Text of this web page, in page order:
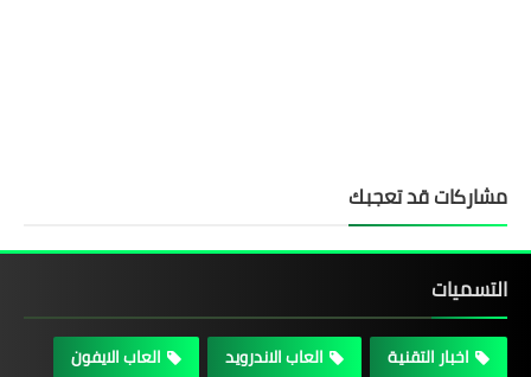
مشاركات قد تعجبك
التسميات
اخبار التقنية العاب الاندرويد
العاب الايفون